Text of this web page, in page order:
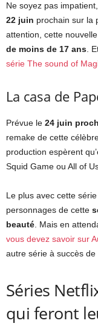
Ne soyez pas
22 juin prochain sur la
attention, cette
de moins de 17 ans.
série The sound of
La casa de
Prévue le 24 juin
remake de cette
production espèrent
Squid Game ou All of
Le plus avec cette
personnages de cette
beauté. Mais en
vous devez savoir sur
autre série à succès
Séries
qui feront